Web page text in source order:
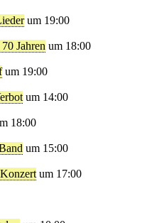
um 19:00
Jahren um 18:00
um 19:00
um 14:00
18:00
um 15:00
um 17:00